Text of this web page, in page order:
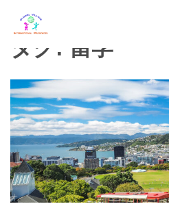
Skip
contentタグ: 留学